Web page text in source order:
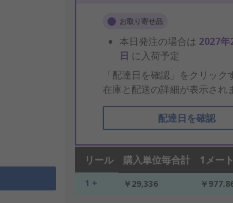
お取り寄せ品
本日発注の場合は 2027年
日 に入荷予定
「配達日を確認」をクリック
在庫と配送の詳細が表示され
配達日を確認
リール 購入単位毎合計 1メー
1 + ￥29,336 ￥